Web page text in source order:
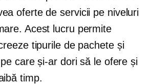
oferte de servicii pe niveluri
Acest lucru permite
tipurile de pachete și
care și-ar dori să le ofere și
timp.